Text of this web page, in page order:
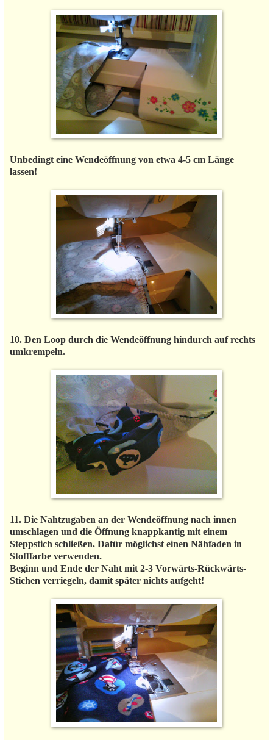
Unbedingt eine Wendeöffnung von etwa 4-5 cm Länge
lassen!
10. Den Loop durch die Wendeöffnung hindurch auf rechts
umkrempeln.
11. Die Nahtzugaben an der Wendeöffnung nach innen
umschlagen und die Öffnung knappkantig mit einem
Steppstich schließen. Dafür möglichst einen Nähfaden in
Stofffarbe verwenden.
Beginn und Ende der Naht mit 2-3 Vorwärts-Rückwärts-
Stichen verriegeln, damit später nichts aufgeht!